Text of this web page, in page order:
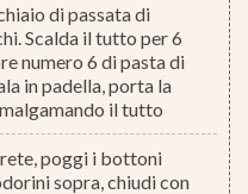
di passata di
Scalda il tutto per 6
numero 6 di pasta di
in padella, porta la
il tutto
poggi i bottoni
sopra, chiudi con